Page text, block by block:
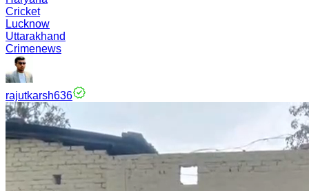
Cricket
Lucknow
Uttarakhand
Crimenews
rajutkarsh636